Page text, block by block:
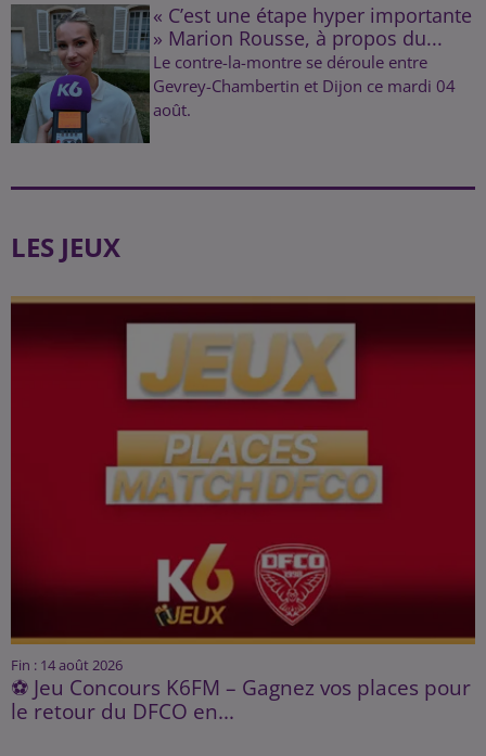
« C’est une étape hyper importante
» Marion Rousse, à propos du...
Le contre-la-montre se déroule entre
Gevrey-Chambertin et Dijon ce mardi 04
août.
LES JEUX
Fin : 14 août 2026
⚽ Jeu Concours K6FM – Gagnez vos places pour
le retour du DFCO en...